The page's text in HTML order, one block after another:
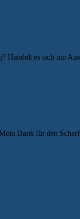
Handelt es sich um
Dank für den